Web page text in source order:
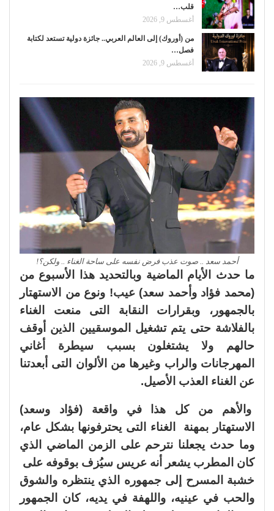
قلب…
أغسطس 9, 2026
من (أوروك) إلى العالم العربي.. جائزة دولية تستعد لكتابة
فصل…
أغسطس 9, 2026
أحمد سعد .. صوت عذب فرض نفسه على ساحة الغناء .. ولكن؟!
ما حدث الأيام الماضية وبالتحديد هذا الأسبوع من
(محمد فؤاد وأحمد سعد) عيب! ونوع من الاستهتار
بالجمهور، وبقرارات النقابة التى منعت الغناء
بالفلاشة حتى يتم تشغيل الموسقيين الذين أوقف
حالهم ولا يشتغلون بسبب سيطرة أغاني
المهرجانات والراب وغيرها من الألوان التى أبعدتنا
عن الغناء العذب الأصيل.
والأهم من كل هذا في واقعة (فؤاد وسعد)
الاستهتار بمهنة الغناء التى يحترفونها بشكل عام،
وما حدث يجعلنا نترحم على الزمن الماضي الذي
كان المطرب يشعر أنه عريس سيُزف بوقوفه على
خشبة المسرح إلى جمهوره الذي ينتظره والشوق
والحب في عينيه، واللهفة في يديه، كان الجمهور